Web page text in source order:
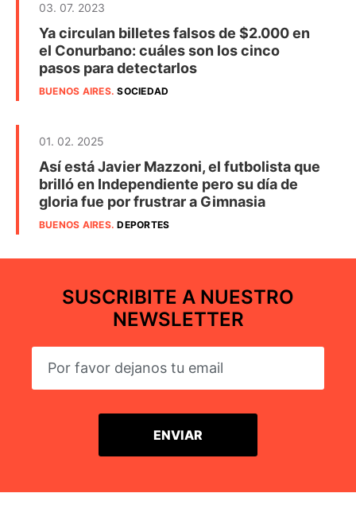
03. 07. 2023
Ya circulan billetes falsos de $2.000 en
el Conurbano: cuáles son los cinco
pasos para detectarlos
BUENOS AIRES.SOCIEDAD
01. 02. 2025
Así está Javier Mazzoni, el futbolista que
brilló en Independiente pero su día de
gloria fue por frustrar a Gimnasia
BUENOS AIRES.DEPORTES
SUSCRIBITE A NUESTRO
NEWSLETTER